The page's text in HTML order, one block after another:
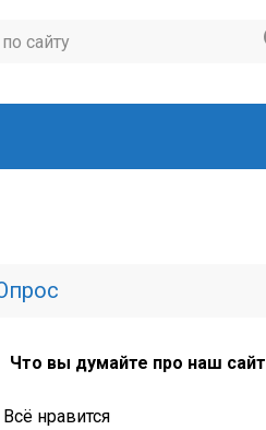
Что вы думайте про наш сайт
Всё нравится